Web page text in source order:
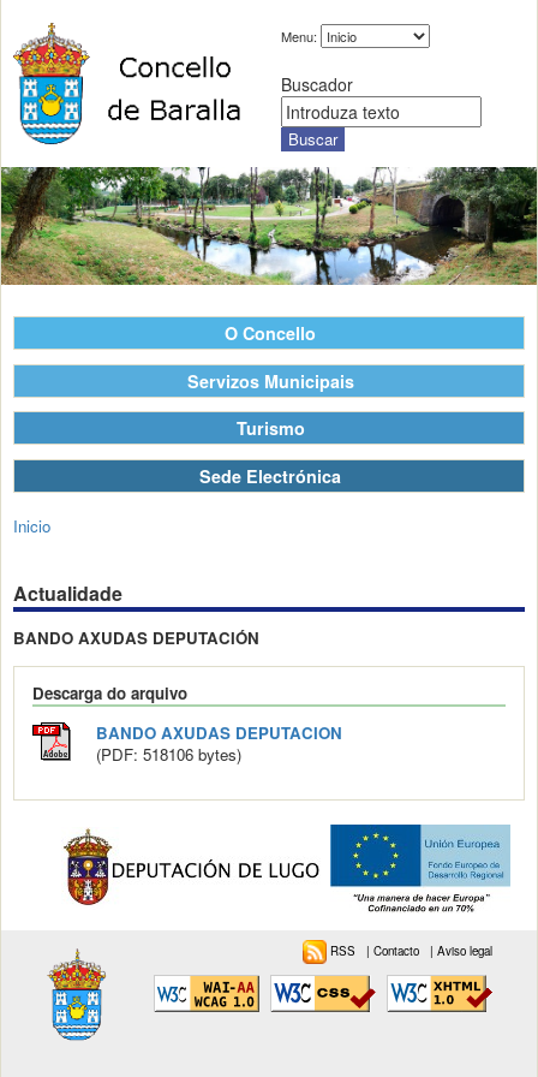
Menu:
Buscador
O Concello
Servizos Municipais
Turismo
Sede Electrónica
Inicio
Actualidade
BANDO AXUDAS DEPUTACIÓN
Descarga do arquivo
BANDO AXUDAS DEPUTACION
(PDF: 518106 bytes)
RSS |Contacto |Aviso legal